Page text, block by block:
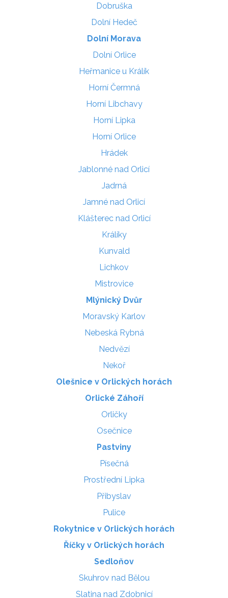
Dobruška
Dolní Hedeč
Dolní Morava
Dolní Orlice
Heřmanice u Králík
Horní Čermná
Horní Libchavy
Horní Lipka
Horní Orlice
Hrádek
Jablonné nad Orlicí
Jadrná
Jamné nad Orlicí
Klášterec nad Orlicí
Králíky
Kunvald
Lichkov
Mistrovice
Mlýnický Dvůr
Moravský Karlov
Nebeská Rybná
Nedvězí
Nekoř
Olešnice v Orlických horách
Orlické Záhoří
Orličky
Osečnice
Pastviny
Písečná
Prostřední Lipka
Přibyslav
Pulice
Rokytnice v Orlických horách
Říčky v Orlických horách
Sedloňov
Skuhrov nad Bělou
Slatina nad Zdobnicí